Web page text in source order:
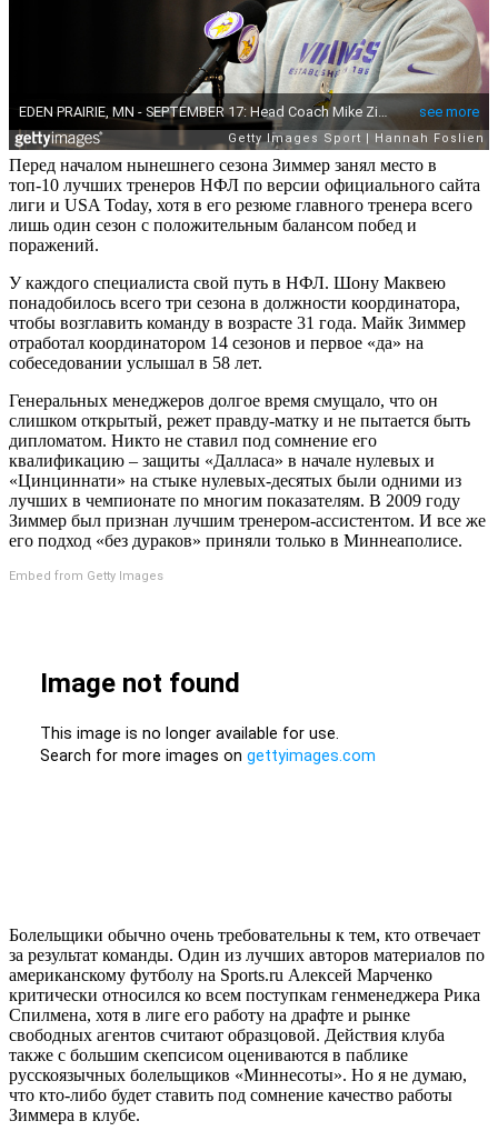
Перед началом нынешнего сезона Зиммер занял место в
топ-10 лучших тренеров НФЛ по версии официального сайта
лиги и USA Today, хотя в его резюме главного тренера всего
лишь один сезон с положительным балансом побед и
поражений.
У каждого специалиста свой путь в НФЛ. Шону Маквею
понадобилось всего три сезона в должности координатора,
чтобы возглавить команду в возрасте 31 года. Майк Зиммер
отработал координатором 14 сезонов и первое «да» на
собеседовании услышал в 58 лет.
Генеральных менеджеров долгое время смущало, что он
слишком открытый, режет правду-матку и не пытается быть
дипломатом. Никто не ставил под сомнение его
квалификацию – защиты «Далласа» в начале нулевых и
«Цинциннати» на стыке нулевых-десятых были одними из
лучших в чемпионате по многим показателям. В 2009 году
Зиммер был признан лучшим тренером-ассистентом. И все же
его подход «без дураков» приняли только в Миннеаполисе.
Embed from Getty Images
Болельщики обычно очень требовательны к тем, кто отвечает
за результат команды. Один из лучших авторов материалов по
американскому футболу на Sports.ru Алексей Марченко
критически относился ко всем поступкам генменеджера Рика
Спилмена, хотя в лиге его работу на драфте и рынке
свободных агентов считают образцовой. Действия клуба
также с большим скепсисом оцениваются в паблике
русскоязычных болельщиков «Миннесоты». Но я не думаю,
что кто-либо будет ставить под сомнение качество работы
Зиммера в клубе.